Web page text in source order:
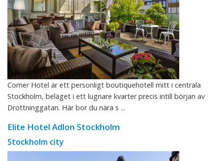
Corner Hotel är ett personligt boutiquehotell mitt i centrala
Stockholm, beläget i ett lugnare kvarter precis intill början av
Drottninggatan. Här bor du nära s ...
Elite Hotel Adlon Stockholm
Stockholm city